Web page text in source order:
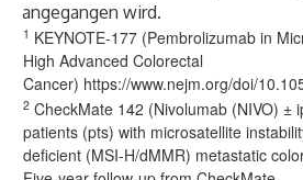
angegangen wird.
1 KEYNOTE-177 (Pembrolizumab in
High Advanced Colorectal
Cancer) https://www.nejm.org/doi/
2 CheckMate 142 (Nivolumab (NIVO) ±
patients (pts) with microsatellite
deficient (MSI-H/dMMR) metastatic